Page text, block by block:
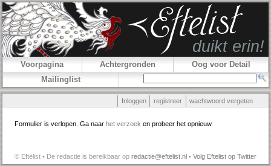
Voorpagina Achtergronden
Oog voor Detail
Mailinglist
Inloggen registreer wachtwoord vergeten
Formulier is verlopen. Ga naar het verzoek en probeer het opnieuw.
© Eftelist • De redactie is bereikbaar op redactie@eftelist.nl • Volg Eftelist op Twitter